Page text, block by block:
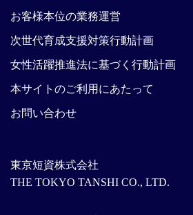
東京短資株式会社
THE TOKYO TANSHI CO., LTD.
お客様本位の業務運営
次世代育成支援対策行動計画
女性活躍推進法に基づく行動計画
本サイトのご利用にあたって
お問い合わせ